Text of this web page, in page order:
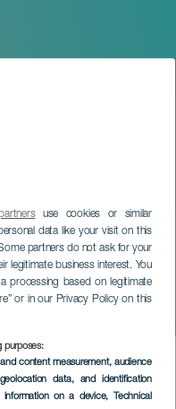
use cookies or similar
data like your visit on this
partners do not ask for your
legitimate business interest. You
processing based on legitimate
or in our Privacy Policy on this
purposes:
content measurement, audience
data, and identification
on a device, Technical
Guerrában